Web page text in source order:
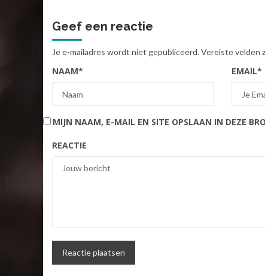
Geef een reactie
Je e-mailadres wordt niet gepubliceerd.Vereiste velden
NAAM* EMAIL*
MIJN NAAM, E-MAIL EN SITE OPSLAAN IN DEZE
REACTIE